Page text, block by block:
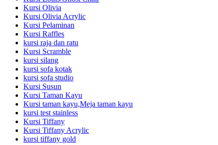
Kursi Olivia
Kursi Olivia Acrylic
Kursi Pelaminan
Kursi Raffles
kursi raja dan ratu
Kursi Scramble
kursi silang
kursi sofa kotak
kursi sofa studio
Kursi Susun
Kursi Taman Kayu
Kursi taman kayu,Meja taman kayu
kursi test stainless
Kursi Tiffany
Kursi Tiffany Acrylic
kursi tiffany gold